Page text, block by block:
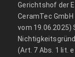
Gerichtshof der
CeramTec
vom
(Art. 7 Abs. 1 lit.